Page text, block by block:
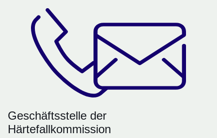
Geschäftsstelle der
Härtefallkommission